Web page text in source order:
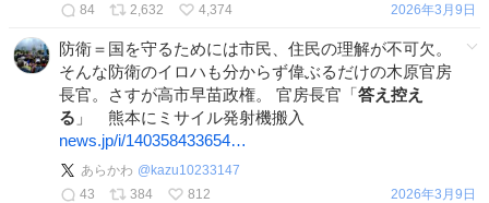
84
2,632 4,374 2026年3月9日
防衛＝国を守るためには市民、住民の理解が不可欠。
そんな防衛のイロハも分からず偉ぶるだけの木原官房
長官。さすが高市早苗政権。 官房長官「答え控え
る 」 熊本にミサイル発射機搬入
news.jp/i/140358433654…
あらかわ @ kazu10233147
43
384 812 2026年3月9日